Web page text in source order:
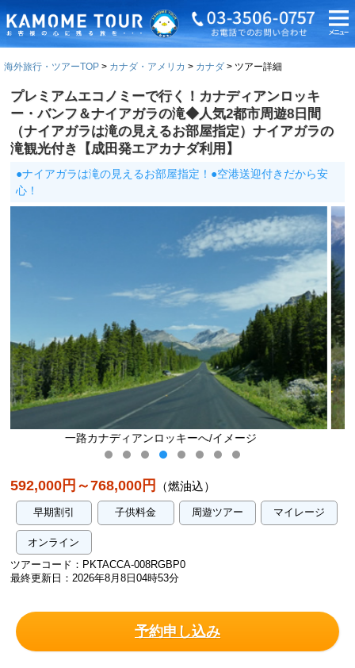
海外旅行・ツアーTOP カナダ・アメリカ カナダ ツアー詳細
プレミアムエコノミーで行く！カナディアンロッキ
ー・バンフ＆ナイアガラの滝◆人気2都市周遊8日間
（ナイアガラは滝の見えるお部屋指定）ナイアガラの
滝観光付き【成田発エアカナダ利用】
●ナイアガラは滝の見えるお部屋指定！●空港送迎付きだから安
心！
野生動物との出会い/イメージ
592,000円～768,000円 （燃油込）
早期割引 子供料金 周遊ツアー マイレージ
オンライン
ツアーコード：PKTACCA-008RGBP0
最終更新日：2026年8月8日04時53分
予約申し込み